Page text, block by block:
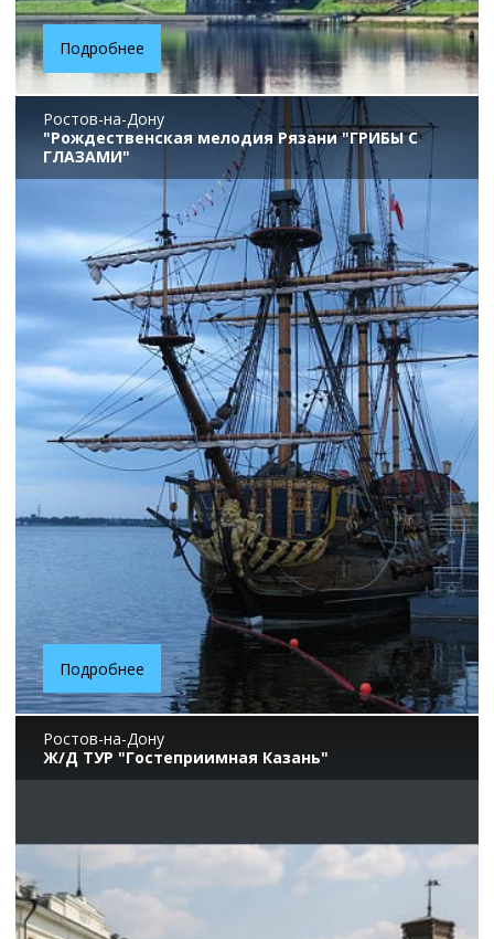
Подробнее
Ростов-на-Дону
"Рождественская мелодия Рязани "ГРИБЫ С
ГЛАЗАМИ"
Подробнее
Ростов-на-Дону
Ж/Д ТУР "Гостеприимная Казань"